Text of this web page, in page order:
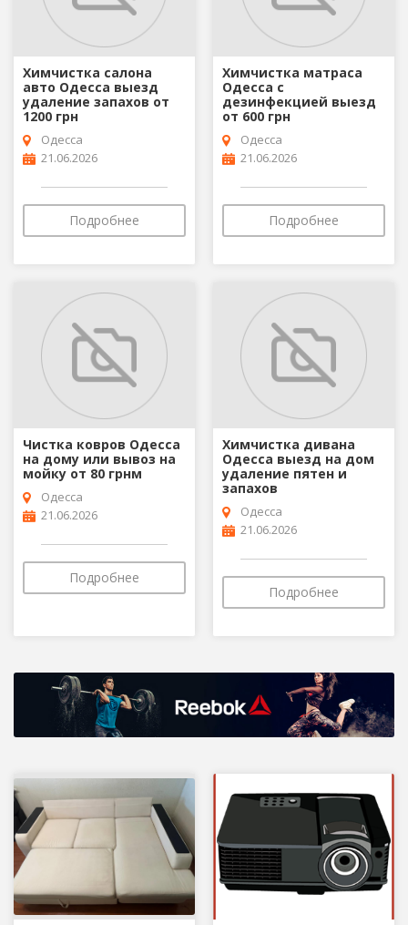
Химчистка салона
авто Одесса выезд
удаление запахов от
1200 грн
Одесса
21.06.2026
Подробнее
Химчистка матраса
Одесса с
дезинфекцией выезд
от 600 грн
Одесса
21.06.2026
Подробнее
Чистка ковров Одесса
на дому или вывоз на
мойку от 80 грнм
Одесса
21.06.2026
Подробнее
Химчистка дивана
Одесса выезд на дом
удаление пятен и
запахов
Одесса
21.06.2026
Подробнее